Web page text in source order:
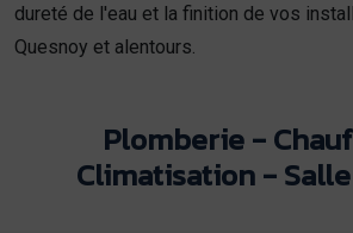
dureté de l'eau et la finition de vos
Quesnoy et alentours.
Plomberie -
Climatisation -